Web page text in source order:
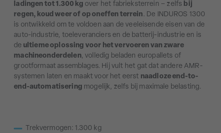
ladingen tot 1.300 kg over het fabrieksterrein – zelfs bij
regen, koud weer of op oneffen terrein. De INDUROS 1300
is ontwikkeld om te voldoen aan de veeleisende eisen van de
auto-industrie, toeleveranciers en de batterij-industrie en is
de ultieme oplossing voor het vervoeren van zware
machineonderdelen, volledig beladen europallets of
grootformaat assemblages. Hij vult het gat dat andere AMR-
systemen laten en maakt voor het eerst naadloze end-to-
end-automatisering mogelijk, zelfs bij maximale belasting.
Trekvermogen: 1.300 kg